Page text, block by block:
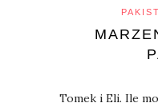
Tomek i Eli. Ile